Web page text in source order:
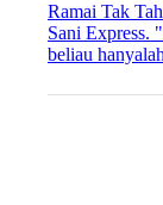
Ramai Tak
Sani Express.
beliau